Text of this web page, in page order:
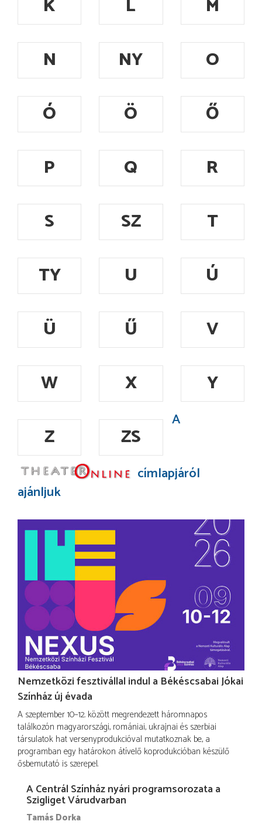
K L
M
N
NY
O
Ó
Ö
Ő
P
Q
R
S
SZ
T
TY
U
Ú
Ü
Ű
V
W
X
Y
Z
ZS
A
címlapjáról
ajánljuk
Nemzetközi fesztivállal indul a Békéscsabai Jókai
Színház új évada
A szeptember 10–12. között megrendezett háromnapos
találkozón magyarországi, romániai, ukrajnai és szerbiai
társulatok hat versenyprodukcióval mutatkoznak be, a
programban egy határokon átívelő koprodukcióban készülő
ősbemutató is szerepel.
A Centrál Színház nyári programsorozata a
Szigliget Várudvarban
Tamás Dorka